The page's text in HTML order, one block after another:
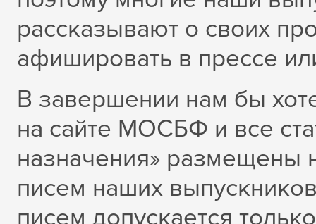
рассказывают о своих
афишировать в прессе
В завершении нам бы
на сайте МОСБФ и все
назначения» размещены
писем наших
писем допускается